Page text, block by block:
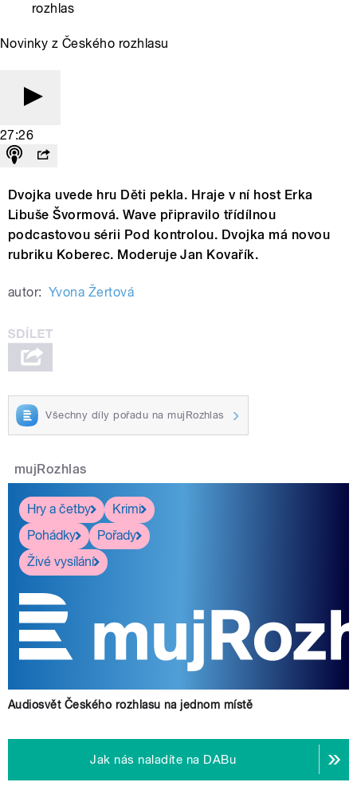
rozhlas
Novinky z Českého rozhlasu
27:26
Dvojka uvede hru Děti pekla. Hraje v ní host Erka
Libuše Švormová. Wave připravilo třídílnou
podcastovou sérii Pod kontrolou. Dvojka má novou
rubriku Koberec. Moderuje Jan Kovařík.
autor: Yvona Žertová
Všechny díly pořadu na mujRozhlas
mujRozhlas
Hry a četby
Krimi
Pohádky
Pořady
Živé vysílání
Audiosvět Českého rozhlasu na jednom místě
Jak nás naladíte na DABu